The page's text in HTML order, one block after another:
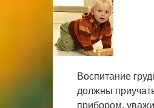
Воспитание
должны
прибором,